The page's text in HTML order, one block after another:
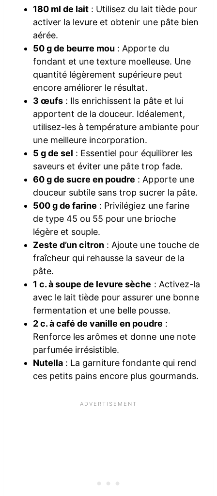
180 ml de lait : Utilisez du lait tiède pour
activer la levure et obtenir une pâte bien
aérée.
50 g de beurre mou : Apporte du
fondant et une texture moelleuse. Une
quantité légèrement supérieure peut
encore améliorer le résultat.
3 œufs : Ils enrichissent la pâte et lui
apportent de la douceur. Idéalement,
utilisez-les à température ambiante pour
une meilleure incorporation.
5 g de sel : Essentiel pour équilibrer les
saveurs et éviter une pâte trop fade.
60 g de sucre en poudre : Apporte une
douceur subtile sans trop sucrer la pâte.
500 g de farine : Privilégiez une farine
de type 45 ou 55 pour une brioche
légère et souple.
Zeste d’un citron : Ajoute une touche de
fraîcheur qui rehausse la saveur de la
pâte.
1 c. à soupe de levure sèche : Activez-la
avec le lait tiède pour assurer une bonne
fermentation et une belle pousse.
2 c. à café de vanille en poudre :
Renforce les arômes et donne une note
parfumée irrésistible.
Nutella : La garniture fondante qui rend
ces petits pains encore plus gourmands.